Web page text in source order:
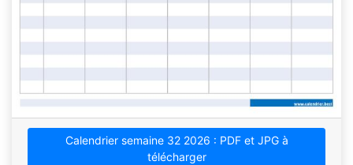
Calendrier semaine 32 2026 : PDF et JPG à
télécharger